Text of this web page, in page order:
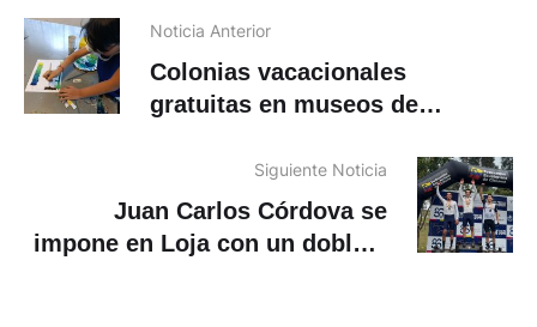
Noticia Anterior
Colonias vacacionales
gratuitas en museos de
para los niñosSiguiente Noticia
Juan Carlos Córdova se
impone en Loja con un doblete